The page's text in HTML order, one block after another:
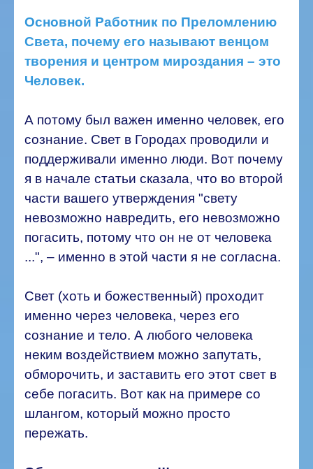
Основной Работник по Преломлению
Света, почему его называют венцом
творения и центром мироздания – это
Человек.
А потому был важен именно человек, его
сознание. Свет в Городах проводили и
поддерживали именно люди. Вот почему
я в начале статьи сказала, что во второй
части вашего утверждения "свету
невозможно навредить, его невозможно
погасить, потому что он не от человека
...", – именно в этой части я не согласна.
Свет (хоть и божественный) проходит
именно через человека, через его
сознание и тело. А любого человека
неким воздействием можно запутать,
обморочить, и заставить его этот свет в
себе погасить. Вот как на примере со
шлангом, который можно просто
пережать.